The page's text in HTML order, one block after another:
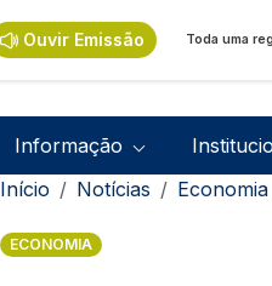
Ouvir Emissão Toda uma
Navegação
Informação
Navegação
Início Notícias Economia
ECONOMIA